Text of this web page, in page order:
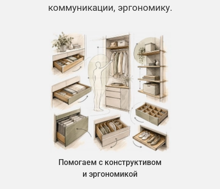
коммуникации, эргономику.
Помогаем с конструктивом
и эргономикой